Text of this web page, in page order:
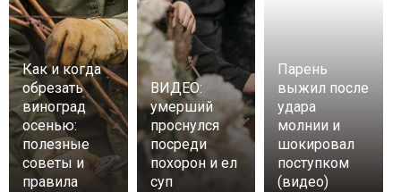
Как и когда
обрезать
виноград
осенью:
полезные
советы и
правила
ВИДЕО:
умерший
проснулся
посреди
похорон и ел
суп
Парень
выжил после
удара
молнии и
шокировал
поступком
(видео)